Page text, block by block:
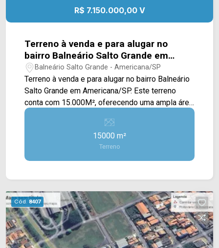
R$ 7.150.000,00 V
Terreno à venda e para alugar no
bairro Balneário Salto Grande em
Americana/SP.
Balneário Salto Grande - Americana/SP
Terreno à venda e para alugar no bairro Balneário
Salto Grande em Americana/SP. Este terreno
conta com 15.000M², oferecendo uma ampla área
plana, excelente para a construção de
empreendimentos e supermercados. Localizado
próximo à Av. Heitor Siqueira, Av. José
Cordenonsi e Rod. Anhanguera, contém fácil
acesso a cidade de Nova Odessa. Esta região
Entre em contato com a equipe da Arbix Imóveis
e agende a sua visita!! WhatsApp e Telefone:
(19) 3475-4546 ARBIX IMÓVEIS - Presente em
cada mudança!
15000 m²
Terreno
Cód. 8407